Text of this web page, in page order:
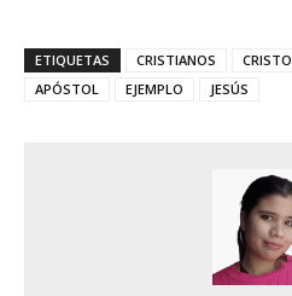
ETIQUETAS CRISTIANOS CRISTO
APÓSTOL
EJEMPLO JESÚS